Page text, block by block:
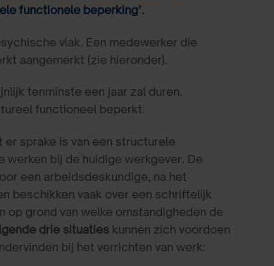
functionele beperking’.
vlak. Een medewerker die
aangemerkt (zie hieronder).
tenminste een jaar zal duren.
functioneel beperkt.
sprake is van een structurele
bij de huidige werkgever. De
een arbeidsdeskundige, na het
beschikken vaak over een schriftelijk
op grond van welke omstandigheden de
drie situaties kunnen zich voordoen
bij het verrichten van werk: